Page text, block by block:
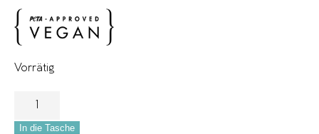
Vorrätig
In die Tasche